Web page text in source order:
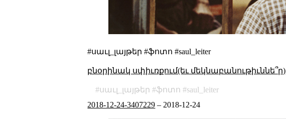
#սաւլ_լայթեր #ֆոտո #saul_leiter
բնօրինակ սփիւռքում(եւ մեկնաբանութիւննե՞ր)
սաւլ_լայթեր ֆոտո
saul_leiter
2018-12-24-3407229 – 2018-12-24